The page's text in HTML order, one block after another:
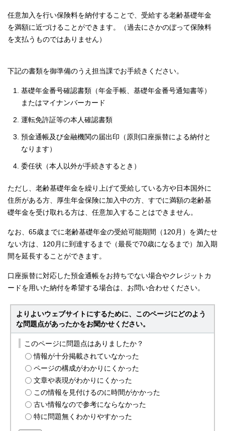
任意加入を行い保険料を納付することで、受給する老齢基礎年金
を満額に近づけることができます。（過去にさかのぼって保険料
を支払うものではありません）
下記の書類を御準備のうえ担当課でお手続きください。
基礎年金番号確認書類（年金手帳、基礎年金番号通知書等）
またはマイナンバーカード
運転免許証等の本人確認書類
預金通帳及び金融機関の届出印（原則口座振替による納付と
なります）
委任状（本人以外が手続きするとき）
ただし、老齢基礎年金を繰り上げて受給している方や日本国外に
住所がある方、厚生年金保険に加入中の方、すでに満額の老齢基
礎年金を受け取れる方は、任意加入することはできません。
なお、65歳までに老齢基礎年金の受給可能期間（120月）を満たせ
ない方は、120月に到達するまで（最長で70歳になるまで）加入期
間を延長することができます。
口座振替に対応した預金通帳をお持ちでない場合やクレジットカ
ードを用いた納付を希望する場合は、お問い合わせください。
よりよいウェブサイトにするために、このページにどのよう
な問題点があったかをお聞かせください。
このページに問題点はありましたか？
情報が十分掲載されていなかった
ページの構成がわかりにくかった
文章や表現がわかりにくかった
この情報を見付けるのに時間がかかった
古い情報なので参考にならなかった
特に問題無くわかりやすかった